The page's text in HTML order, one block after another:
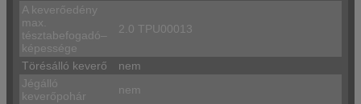
A keverőedény
max.
tésztabefogadó–
képessége
2.0 TPU00013
Törésálló keverő
nem
Jégálló
keverőpohár
nem